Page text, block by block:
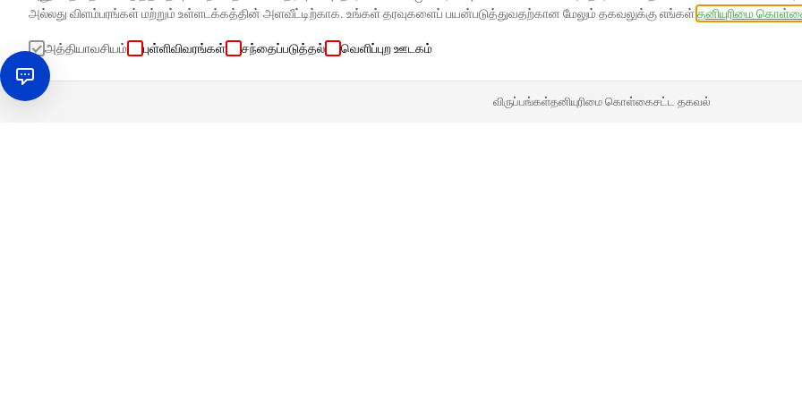
அல்லது விளம்பரங்கள் மற்றும் உள்ளடக்கத்தின் அளவீட்டிற்காக. உங்கள் தரவுகளைப் பயன்படுத்துவதற்கான மேலும் தகவலுக்கு எங்கள்தனியுரிமை
அத்தியாவசியம் புள்ளிவிவரங்கள் சந்தைப்படுத்தல் வெளிப்புற ஊடகம்
விருப்பங்கள்தனியுரிமை கொள்கைசட்ட தகவல்